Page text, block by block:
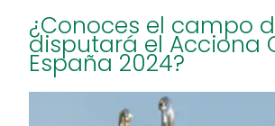
¿Conoces el campo
disputará el Acciona
España 2024?